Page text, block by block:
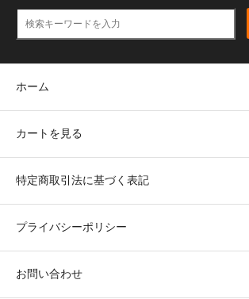
ホーム
カートを見る
特定商取引法に基づく表記
プライバシーポリシー
お問い合わせ